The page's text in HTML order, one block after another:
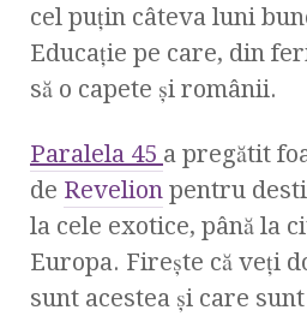
cel puţin câteva luni
Educație pe care, din
să o capete și românii.
Paralela 45 a pregătit
de Revelion pentru
la cele exotice, până la
Europa. Fireşte că veţi
sunt acestea și care